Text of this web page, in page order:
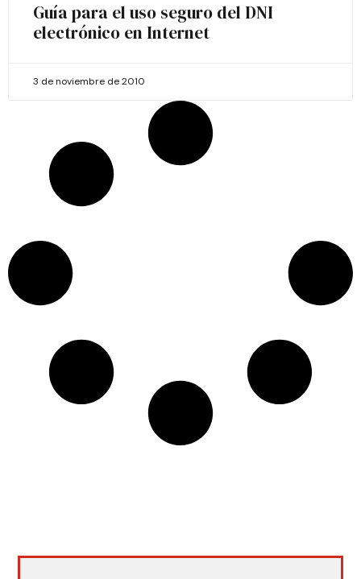
Guía para el uso seguro del DNI
electrónico en Internet
3 de noviembre de 2010